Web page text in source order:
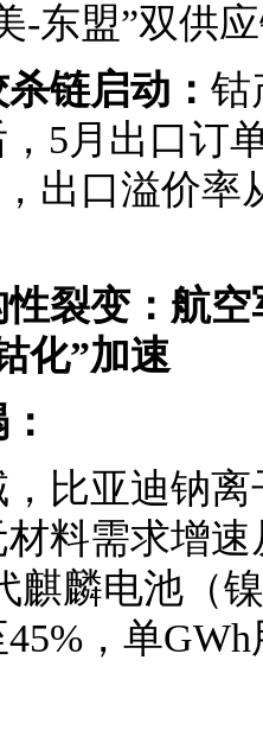
-东盟”双供
链启动​​： 钴
5月出口订
出口溢价率
裂变：航
化”加速
比亚迪钠
料需求增速
麒麟电池（
，单